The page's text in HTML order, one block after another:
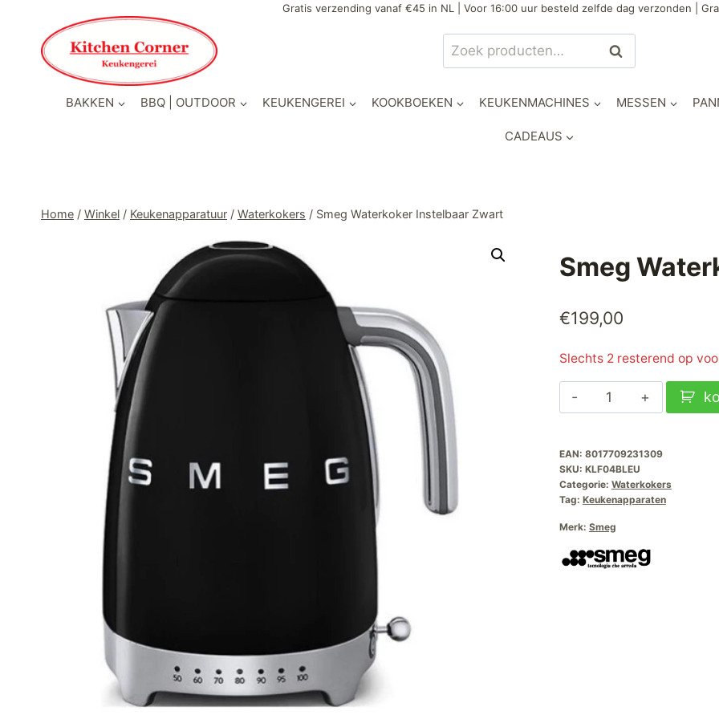
inhoud
Gratis verzending vanaf €45 in NL | Voor 16:00 uur besteld zelfde dag verzonden |
Zoeken
naar:
Zoeken
BAKKEN BBQ | OUTDOOR KEUKENGEREI KOOKBOEKEN KEUKENMACHINES MESSEN
CADEAUS
Home / Winkel / Keukenapparatuur / Waterkokers / Smeg Waterkoker Instelbaar Zwart
Smeg
€199,00
Slechts 2 resterend op
Smeg
Waterkoker
Zwart
aantal
EAN: 8017709231309
SKU: KLF04BLEU
Categorie: Waterkokers
Tag: Keukenapparaten
Merk: Smeg